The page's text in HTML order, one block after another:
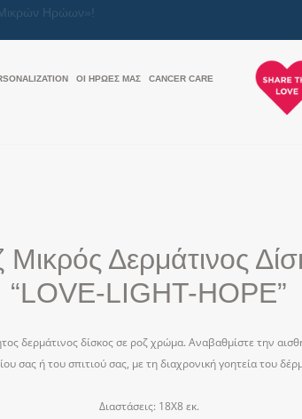
ΟΙ ΗΡΩΕΣ ΜΑΣ CANCER CARE
Μικρός Δερμάτινος
“LOVE-LIGHT-HOPE”
δερμάτινος δίσκος σε ροζ χρώμα. Αναβαθμίστε την
σας ή του σπιτιού σας, με τη διαχρονική γοητεία του
Διαστάσεις: 18Χ8 εκ.